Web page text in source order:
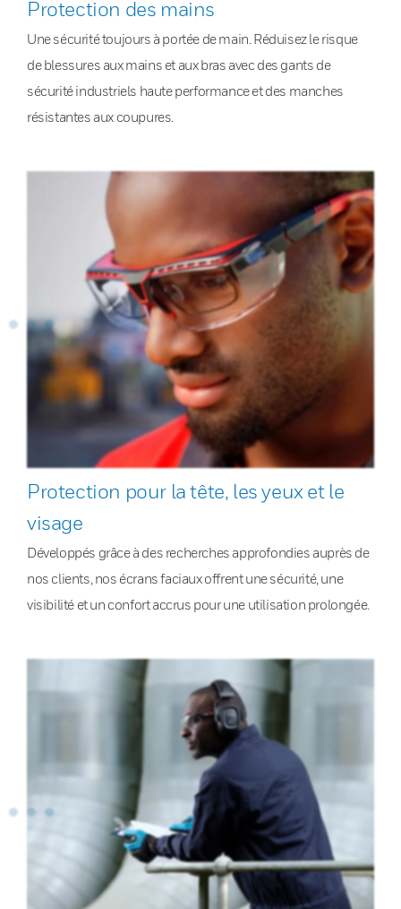
Protection des mains
Une sécurité toujours à portée de main. Réduisez le risque
de blessures aux mains et aux bras avec des gants de
sécurité industriels haute performance et des manches
résistantes aux coupures.
Protection pour la tête, les yeux et le
visage
Développés grâce à des recherches approfondies auprès de
nos clients, nos écrans faciaux offrent une sécurité, une
visibilité et un confort accrus pour une utilisation prolongée.